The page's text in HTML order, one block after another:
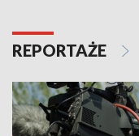
REPORTAŻE